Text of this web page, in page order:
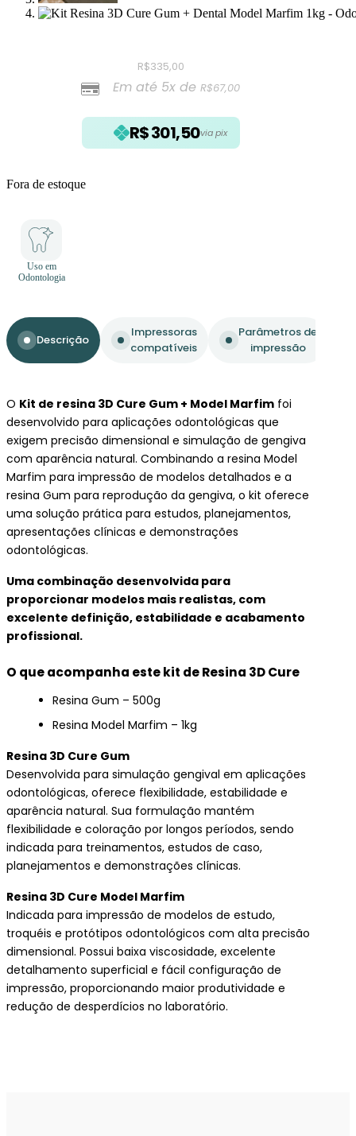
R$335,00
Em até 5x deR$67,00
R$301,50via pix
Fora de estoque
Uso em
Odontologia
Descrição
Impressoras
compatíveis
Parâmetros de
impressão
O Kit de resina 3D Cure Gum + Model Marfim foi
desenvolvido para aplicações odontológicas que
exigem precisão dimensional e simulação de gengiva
com aparência natural. Combinando a resina Model
Marfim para impressão de modelos detalhados e a
resina Gum para reprodução da gengiva, o kit oferece
uma solução prática para estudos, planejamentos,
apresentações clínicas e demonstrações
odontológicas.
Uma combinação desenvolvida para
proporcionar modelos mais realistas, com
excelente definição, estabilidade e acabamento
profissional.
O que acompanha este kit de Resina 3D Cure
Resina Gum – 500g
Resina Model Marfim – 1kg
Resina 3D Cure Gum
Desenvolvida para simulação gengival em aplicações
odontológicas, oferece flexibilidade, estabilidade e
aparência natural. Sua formulação mantém
flexibilidade e coloração por longos períodos, sendo
indicada para treinamentos, estudos de caso,
planejamentos e demonstrações clínicas.
Resina 3D Cure Model Marfim
Indicada para impressão de modelos de estudo,
troquéis e protótipos odontológicos com alta precisão
dimensional. Possui baixa viscosidade, excelente
detalhamento superficial e fácil configuração de
impressão, proporcionando maior produtividade e
redução de desperdícios no laboratório.